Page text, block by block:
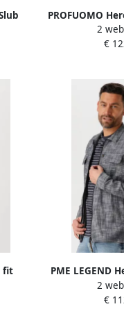
PROFUOMO
Shirt X-cutaway
2
€
fit
PME LEGEND
Long Sleeve
2
€